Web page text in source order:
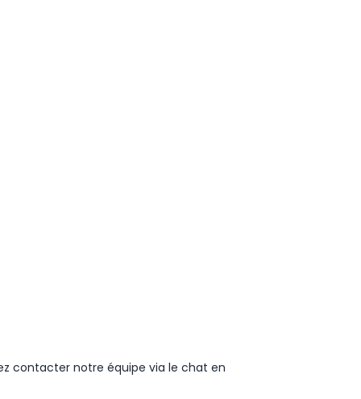
contacter notre équipe via le chat en